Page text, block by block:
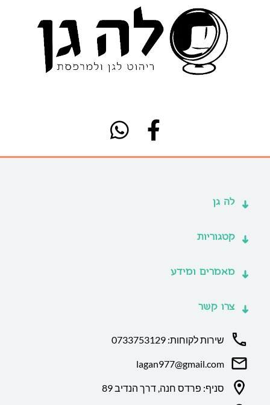
לה גן
קטגוריות
מאמרים ומידע
צרו קשר
שירות לקוחות: 0733753129
lagan977@gmail.com
סניף: פרדס חנה, דרך הנדיב 89